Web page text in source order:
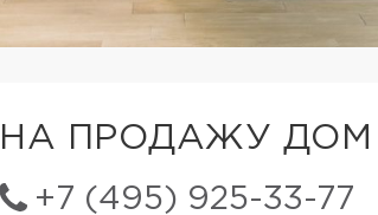
НА ПРОДАЖУ ДОМ
+7 (495) 925-33-77